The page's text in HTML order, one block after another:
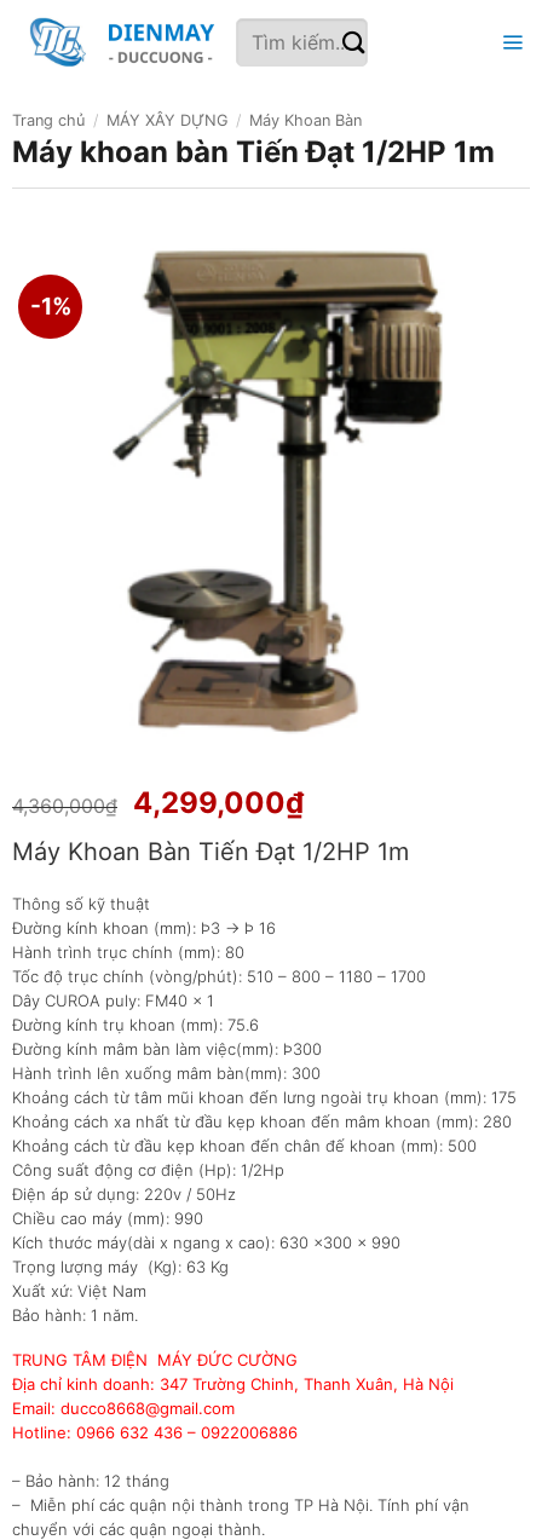
qua
Tìm
kiếm:
Trang chủ / MÁY XÂY DỰNG / Máy Khoan Bàn
Máy khoan bàn Tiến Đạt 1/2HP 1m
-1%
4,360,000₫
Giá
gốc
là:
4,299,000₫Giá
tại
Máy Khoan Bàn Tiến Đạt 1/2HP 1m
Thông số kỹ thuật
Đường kính khoan (mm): Þ3 -> Þ 16
Hành trình trục chính (mm): 80
Tốc độ trục chính (vòng/phút): 510 – 800 – 1180 – 1700
Dây CUROA puly: FM40 x 1
Đường kính trụ khoan (mm): 75.6
Đường kính mâm bàn làm việc(mm): Þ300
Hành trình lên xuống mâm bàn(mm): 300
Khoảng cách từ tâm mũi khoan đến lưng ngoài trụ khoan (mm): 175
Khoảng cách xa nhất từ đầu kẹp khoan đến mâm khoan (mm): 280
Khoảng cách từ đầu kẹp khoan đến chân đế khoan (mm): 500
Công suất động cơ điện (Hp): 1/2Hp
Điện áp sử dụng: 220v / 50Hz
Chiều cao máy (mm): 990
Kích thước máy(dài x ngang x cao): 630 x300 x 990
Trọng lượng máy (Kg): 63 Kg
Xuất xứ: Việt Nam
Bảo hành: 1 năm.
TRUNG TÂM ĐIỆN MÁY ĐỨC CƯỜNG
Địa chỉ kinh doanh: 347 Trường Chinh, Thanh Xuân, Hà Nội
Email: ducco8668@gmail.com
Hotline: 0966 632 436 – 0922006886
– Bảo hành: 12 tháng
– Miễn phí các quận nội thành trong TP Hà Nội. Tính phí vận
chuyển với các quận ngoại thành.